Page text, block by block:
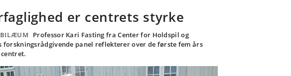
er centrets styrke
Professor Kari Fasting fra Center for Holdspil og
forskningsrådgivende panel reflekterer over de første fem års